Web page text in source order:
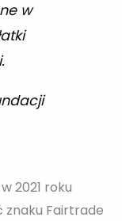
w
2021 roku
znaku Fairtrade